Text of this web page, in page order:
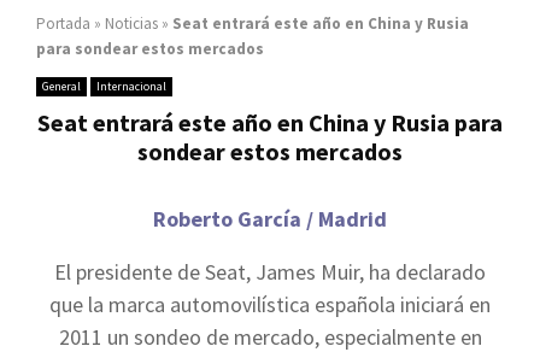
Portada » Noticias » Seat entrará este año en China y Rusia
para sondear estos mercados
General Internacional
Seat entrará este año en China y Rusia para
sondear estos mercados
Roberto García / Madrid
El presidente de Seat, James Muir, ha declarado
que la marca automovilística española iniciará en
2011 un sondeo de mercado, especialmente en